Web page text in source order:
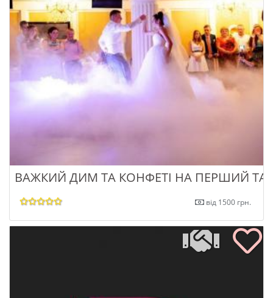
ВАЖКИЙ ДИМ ТА КОНФЕТІ НА ПЕРШИЙ
від 1500 грн.